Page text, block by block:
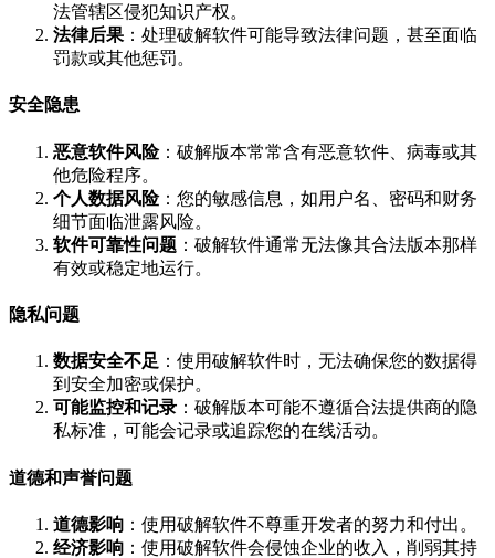
法管辖区侵犯知识产权。
法律后果 ：处理破解软件可能导致法律问题，甚至面临
罚款或其他惩罚。
安全隐患
恶意软件风险：破解版本常常含有恶意软件、病毒或其
他危险程序。
个人数据风险：您的敏感信息，如用户名、密码和财务
细节面临泄露风险。
软件可靠性问题 ：破解软件通常无法像其合法版本那样
有效或稳定地运行。
隐私问题
数据安全不足 ：使用破解软件时，无法确保您的数据得
到安全加密或保护。
可能监控和记录 ：破解版本可能不遵循合法提供商的隐
私标准，可能会记录或追踪您的在线活动。
道德和声誉问题
道德影响 ：使用破解软件不尊重开发者的努力和付出。
经济影响 ：使用破解软件会侵蚀企业的收入，削弱其持